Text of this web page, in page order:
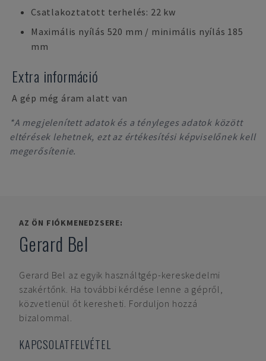
Csatlakoztatott terhelés: 22 kw
Maximális nyílás 520 mm / minimális nyílás 185
mm
Extra információ
A gép még áram alatt van
*A megjelenített adatok és a tényleges adatok között
eltérések lehetnek, ezt az értékesítési képviselőnek kell
megerősítenie.
AZ ÖN FIÓKMENEDZSERE:
Gerard Bel
Gerard Bel az egyik használtgép-kereskedelmi
szakértőnk. Ha további kérdése lenne a gépről,
közvetlenül őt keresheti. Forduljon hozzá
bizalommal.
KAPCSOLATFELVÉTEL